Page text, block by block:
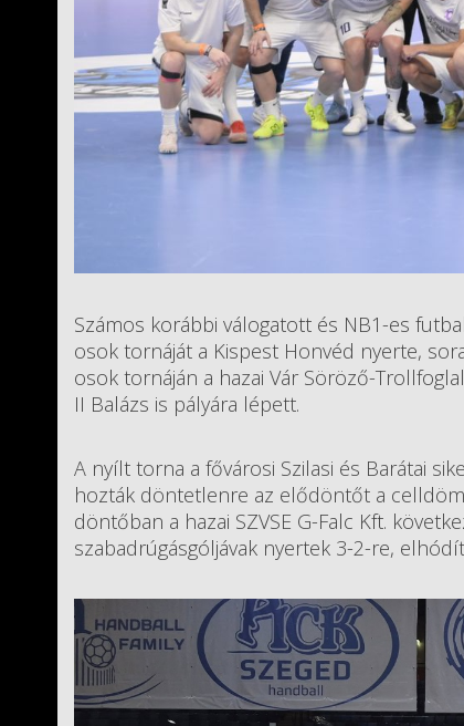
Számos korábbi válogatott és NB1-es
osok tornáját a Kispest Honvéd nyerte,
osok tornáján a hazai Vár Söröző-
II Balázs is pályára lépett.
A nyílt torna a fővárosi Szilasi és Barátai
hozták döntetlenre az elődöntőt a
döntőban a hazai SZVSE G-Falc Kft.
szabadrúgásgóljávak nyertek 3-2-re,